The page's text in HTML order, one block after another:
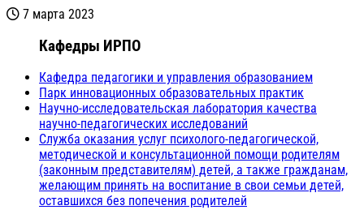
7 марта 2023
Кафедры ИРПО
Кафедра педагогики и управления образованием
Парк инновационных образовательных практик
Научно-исследовательская лаборатория качества
научно-педагогических исследований
Служба оказания услуг психолого-педагогической,
методической и консультационной помощи родителям
(законным представителям) детей, а также гражданам,
желающим принять на воспитание в свои семьи детей,
оставшихся без попечения родителей